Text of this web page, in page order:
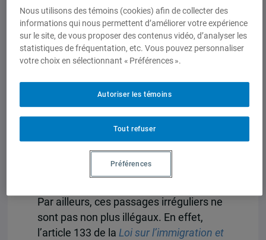
l’élection du président Trump. Afin de ne
pas être soumises à l’ETPS et dans le
but de pouvoir déposer une demande
d’asile au Canada, des routes
désormais célèbre chemin Roxham au
Québec, où se concentrent la plupart
des entrées irrégulières au pays.
Ces entrées au pays ne sont pas
clandestines, puisque les personnes en
Par ailleurs, ces passages irréguliers ne
sont pas non plus illégaux. En effet,
l’article 133 de la Loi sur l’immigration et
Nous utilisons des témoins (cookies) afin de collecter des
informations qui nous permettent d’améliorer votre expérience
sur le site, de vous proposer des contenus vidéo, d’analyser les
statistiques de fréquentation, etc. Vous pouvez personnaliser
votre choix en sélectionnant « Préférences ».
Tout refuser
Autoriser les témoins
Préférences